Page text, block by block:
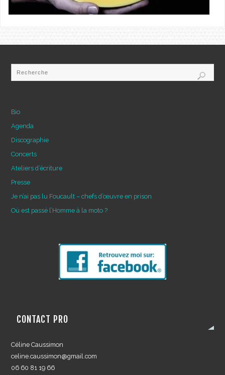
Bio
Agenda
Discographie
Concerts
Ateliers d’écriture
Presse
Je n’ai pas lu Foucault – chefs d’œuvre en prison
Où est passé l’Homme à la moto ?
CONTACT PRO
Céline Caussimon
celine.caussimon@gmail.com
06 60 81 19 66